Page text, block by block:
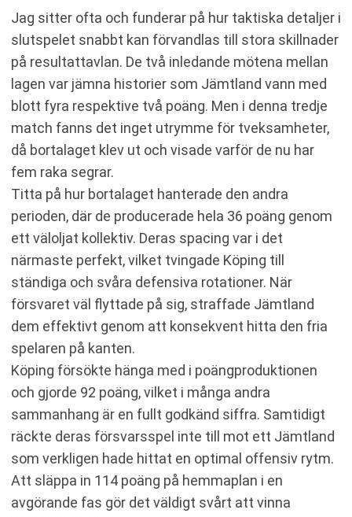
Jag sitter ofta och funderar på hur taktiska detaljer i
slutspelet snabbt kan förvandlas till stora skillnader
på resultattavlan. De två inledande mötena mellan
lagen var jämna historier som Jämtland vann med
blott fyra respektive två poäng. Men i denna tredje
match fanns det inget utrymme för tveksamheter,
då bortalaget klev ut och visade varför de nu har
fem raka segrar.
Titta på hur bortalaget hanterade den andra
perioden, där de producerade hela 36 poäng genom
ett väloljat kollektiv. Deras spacing var i det
närmaste perfekt, vilket tvingade Köping till
ständiga och svåra defensiva rotationer. När
försvaret väl flyttade på sig, straffade Jämtland
dem effektivt genom att konsekvent hitta den fria
spelaren på kanten.
Köping försökte hänga med i poängproduktionen
och gjorde 92 poäng, vilket i många andra
sammanhang är en fullt godkänd siffra. Samtidigt
räckte deras försvarsspel inte till mot ett Jämtland
som verkligen hade hittat en optimal offensiv rytm.
Att släppa in 114 poäng på hemmaplan i en
avgörande fas gör det väldigt svårt att vinna